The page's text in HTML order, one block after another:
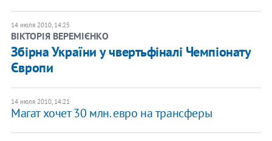
14 июля 2010, 14:25
ВІКТОРІЯ ВЕРЕМІЄНКО
Збірна України у чвертьфіналі Чемпіонату
Європи
14 июля 2010, 14:21
Магат хочет 30 млн. евро на трансферы